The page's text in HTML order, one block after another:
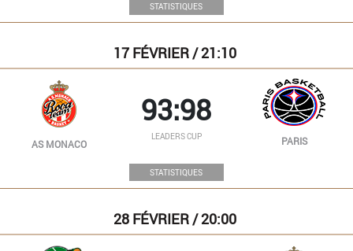
STATISTIQUES
17 FÉVRIER / 21:10
AS MONACO
93:98
LEADERS CUP PARIS
STATISTIQUES
28 FÉVRIER / 20:00